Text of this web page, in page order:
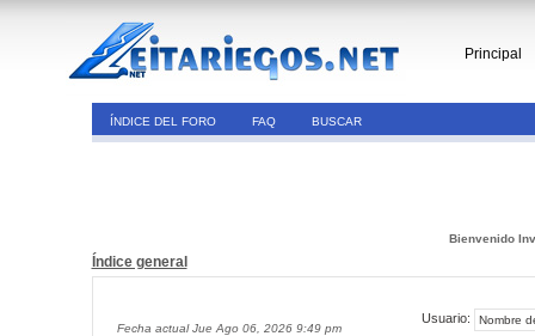
Principal
ÍNDICE DEL FORO FAQ BUSCAR
Bienvenido
Índice general
Fecha actual Jue Ago 06, 2026 9:49 pm
Usuario: